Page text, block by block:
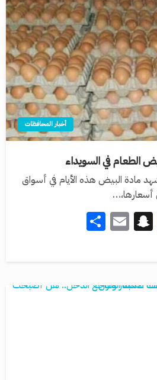
أخبار المحافظات
الطعام في السويداء
مادة البيض هذه الأيام في أسواق
أسعارها،…
Viber
Snapchat
Email